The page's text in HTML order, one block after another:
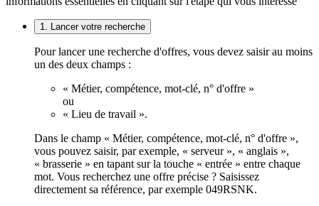
1. Lancer votre recherche
Pour lancer une recherche d'offres, vous devez saisir au moins
un des deux champs :
« Métier, compétence, mot-clé, n° d'offre »
ou
« Lieu de travail ».
Dans le champ « Métier, compétence, mot-clé, n° d'offre »,
vous pouvez saisir, par exemple, « serveur », « anglais »,
« brasserie » en tapant sur la touche « entrée » entre chaque
mot. Vous recherchez une offre précise ? Saisissez
directement sa référence, par exemple 049RSNK.